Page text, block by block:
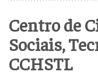
Centro de
Sociais,
CCHSTL